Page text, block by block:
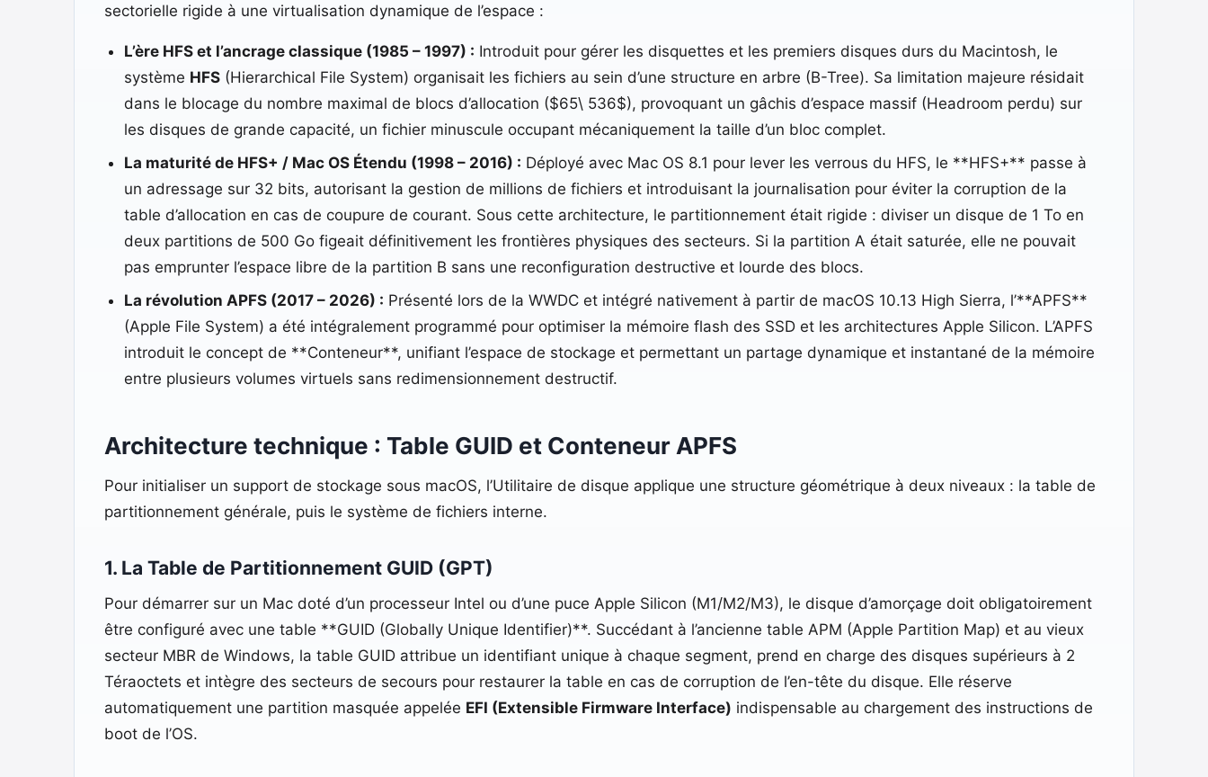
sectorielle rigide à une virtualisation dynamique de l’espace :
L’ère HFS et l’ancrage classique (1985 – 1997) : Introduit pour gérer les disquettes et les premiers disques durs du Macintosh, le
système HFS(Hierarchical File System) organisait les fichiers au sein d’une structure en arbre (B-Tree). Sa limitation majeure résidait
dans le blocage du nombre maximal de blocs d’allocation ($65\ 536$), provoquant un gâchis d’espace massif (Headroom perdu) sur
les disques de grande capacité, un fichier minuscule occupant mécaniquement la taille d’un bloc complet.
La maturité de HFS+ / Mac OS Étendu (1998 – 2016) : Déployé avec Mac OS 8.1 pour lever les verrous du HFS, le **HFS+** passe à
un adressage sur 32 bits, autorisant la gestion de millions de fichiers et introduisant la journalisation pour éviter la corruption de la
table d’allocation en cas de coupure de courant. Sous cette architecture, le partitionnement était rigide : diviser un disque de 1 To en
deux partitions de 500 Go figeait définitivement les frontières physiques des secteurs. Si la partition A était saturée, elle ne pouvait
pas emprunter l’espace libre de la partition B sans une reconfiguration destructive et lourde des blocs.
La révolution APFS (2017 – 2026) : Présenté lors de la WWDC et intégré nativement à partir de macOS 10.13 High Sierra, l’**APFS**
(Apple File System) a été intégralement programmé pour optimiser la mémoire flash des SSD et les architectures Apple Silicon. L’APFS
introduit le concept de **Conteneur**, unifiant l’espace de stockage et permettant un partage dynamique et instantané de la mémoire
entre plusieurs volumes virtuels sans redimensionnement destructif.
Architecture technique : Table GUID et Conteneur APFS
Pour initialiser un support de stockage sous macOS, l’Utilitaire de disque applique une structure géométrique à deux niveaux : la table de
partitionnement générale, puis le système de fichiers interne.
1. La Table de Partitionnement GUID (GPT)
Pour démarrer sur un Mac doté d’un processeur Intel ou d’une puce Apple Silicon (M1/M2/M3), le disque d’amorçage doit obligatoirement
être configuré avec une table **GUID (Globally Unique Identifier)**. Succédant à l’ancienne table APM (Apple Partition Map) et au vieux
secteur MBR de Windows, la table GUID attribue un identifiant unique à chaque segment, prend en charge des disques supérieurs à 2
Téraoctets et intègre des secteurs de secours pour restaurer la table en cas de corruption de l’en-tête du disque. Elle réserve
automatiquement une partition masquée appelée EFI (Extensible Firmware Interface) indispensable au chargement des instructions de
boot de l’OS.